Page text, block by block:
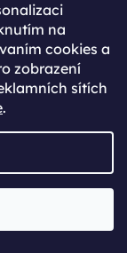
na
cookies a
zobrazení
sítích
.